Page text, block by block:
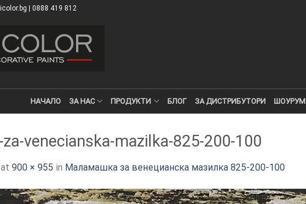
| 0888 419 812
НАЧАЛО ЗА НАС ПРОДУКТИ БЛОГ ЗА ДИСТРИБУТОРИ ШОУРУМ
venecianska-mazilka-825-200-100
at 900 × 955 in Маламашка за венецианска мазилка 825-200-100